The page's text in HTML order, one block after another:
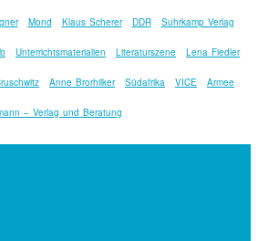
Mond Klaus Scherer DDR Suhrkamp Verlag
Unterrichtsmaterialien Literaturszene Lena Fiedler
Anne Brorhilker Südafrika VICE Armee
– Verlag und Beratung